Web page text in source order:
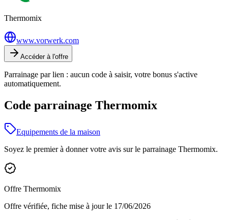
Thermomix
www.vorwerk.com
Accéder à l'offre
Parrainage par lien : aucun code à saisir, votre bonus s'active
automatiquement.
Code parrainage Thermomix
Equipements de la maison
Soyez le premier à donner votre avis sur le parrainage Thermomix.
Offre Thermomix
Offre vérifiée, fiche mise à jour le 17/06/2026